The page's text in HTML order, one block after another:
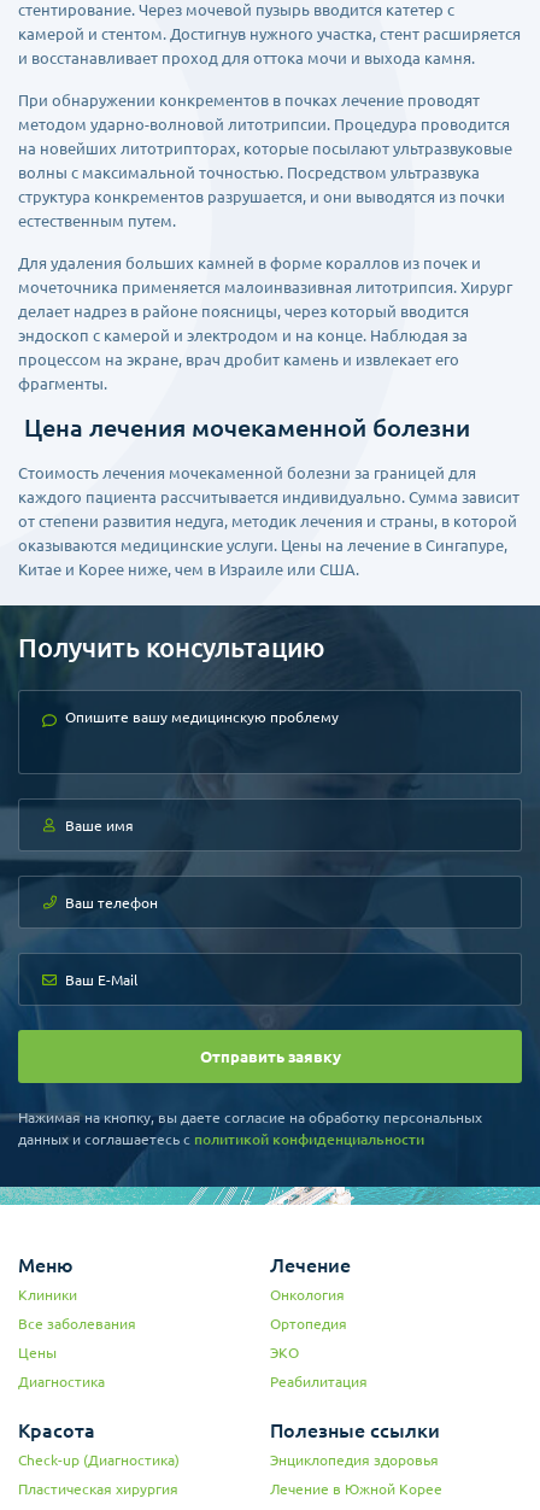
стентирование. Через мочевой пузырь вводится катетер с
камерой и стентом. Достигнув нужного участка, стент расширяется
и восстанавливает проход для оттока мочи и выхода камня.
При обнаружении конкрементов в почках лечение проводят
методом ударно-волновой литотрипсии. Процедура проводится
на новейших литотрипторах, которые посылают ультразвуковые
волны с максимальной точностью. Посредством ультразвука
структура конкрементов разрушается, и они выводятся из почки
естественным путем.
Для удаления больших камней в форме кораллов из почек и
мочеточника применяется малоинвазивная литотрипсия. Хирург
делает надрез в районе поясницы, через который вводится
эндоскоп с камерой и электродом и на конце. Наблюдая за
процессом на экране, врач дробит камень и извлекает его
фрагменты.
Цена лечения мочекаменной болезни
Стоимость лечения мочекаменной болезни за границей для
каждого пациента рассчитывается индивидуально. Сумма зависит
от степени развития недуга, методик лечения и страны, в которой
оказываются медицинские услуги. Цены на лечение в Сингапуре,
Китае и Корее ниже, чем в Израиле или США.
Получить консультацию
Отправить заявку
Нажимая на кнопку, вы даете согласие на обработку персональных
данных и соглашаетесь c политикой конфиденциальности
Меню
Клиники
Все заболевания
Цены
Диагностика
Лечение
Онкология
Ортопедия
ЭКО
Реабилитация
Красота
Check-up (Диагностика)
Пластическая хирургия
Полезные ссылки
Энциклопедия здоровья
Лечение в Южной Корее